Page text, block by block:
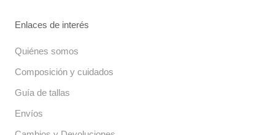
Enlaces de interés
Quiénes somos
Composición y cuidados
Guía de tallas
Envíos